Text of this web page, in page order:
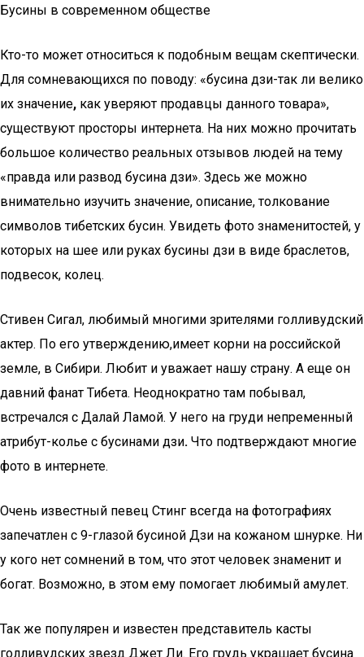
Бусины в современном обществе
Кто-то может относиться к подобным вещам скептически.
Для сомневающихся по поводу: «бусина дзи-так ли велико
их значение, как уверяют продавцы данного товара»,
существуют просторы интернета. На них можно прочитать
большое количество реальных отзывов людей на тему
«правда или развод бусина дзи». Здесь же можно
внимательно изучить значение, описание, толкование
символов тибетских бусин. Увидеть фото знаменитостей, у
которых на шее или руках бусины дзи в виде браслетов,
подвесок, колец.
Стивен Сигал, любимый многими зрителями голливудский
актер. По его утверждению,имеет корни на российской
земле, в Сибири. Любит и уважает нашу страну. А еще он
давний фанат Тибета. Неоднократно там побывал,
встречался с Далай Ламой. У него на груди непременный
атрибут-колье с бусинами дзи. Что подтверждают многие
фото в интернете.
Очень известный певец Стинг всегда на фотографиях
запечатлен с 9-глазой бусиной Дзи на кожаном шнурке. Ни
у кого нет сомнений в том, что этот человек знаменит и
богат. Возможно, в этом ему помогает любимый амулет.
Так же популярен и известен представитель касты
голливудских звезд Джет Ли. Его грудь украшает бусина